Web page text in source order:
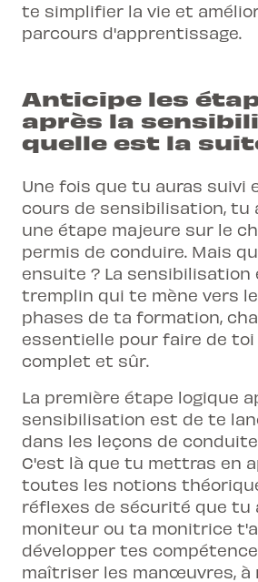
te simplifier la vie et
parcours d'apprentissage.
Anticipe les
après la
quelle est la
Une fois que tu auras suivi
cours de sensibilisation, tu
une étape majeure sur le
permis de conduire. Mais
ensuite ? La sensibilisation
tremplin qui te mène vers
phases de ta formation,
essentielle pour faire de
complet et sûr.
La première étape logique
sensibilisation est de te
dans les leçons de
C'est là que tu mettras en
toutes les notions
réflexes de sécurité que tu
moniteur ou ta monitrice
développer tes
maîtriser les manœuvres, à